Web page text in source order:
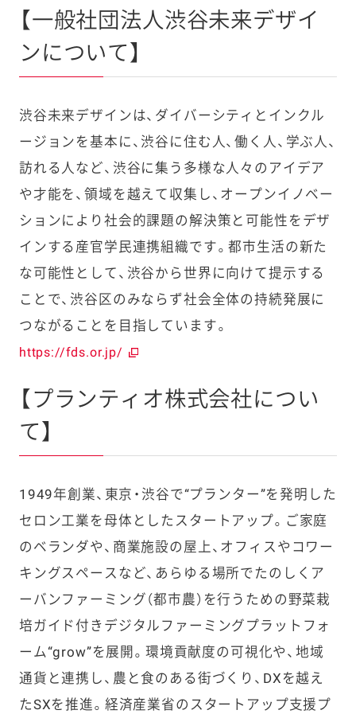
【一般社団法人渋谷未来デザイ
ンについて】
渋谷未来デザインは、ダイバーシティとインクル
ージョンを基本に、渋谷に住む人、働く人、学ぶ人、
訪れる人など、渋谷に集う多様な人々のアイデア
や才能を、領域を越えて収集し、オープンイノベー
ションにより社会的課題の解決策と可能性をデザ
インする産官学民連携組織です。都市生活の新た
な可能性として、渋谷から世界に向けて提示する
ことで、渋谷区のみならず社会全体の持続発展に
つながることを目指しています。
https://fds.or.jp/
【プランティオ株式会社につい
て】
1949年創業、東京・渋谷で“プランター”を発明した
セロン工業を母体としたスタートアップ。ご家庭
のベランダや、商業施設の屋上、オフィスやコワー
キングスペースなど、あらゆる場所でたのしくア
ーバンファーミング（都市農）を行うための野菜栽
培ガイド付きデジタルファーミングプラットフォ
ーム“grow”を展開。環境貢献度の可視化や、地域
通貨と連携し、農と食のある街づくり、DXを越え
たSXを推進。経済産業省のスタートアップ支援プ